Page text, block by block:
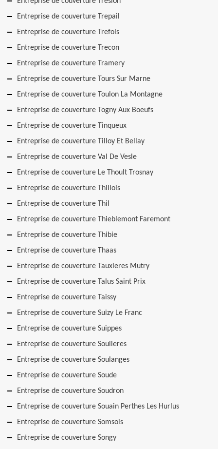
Entreprise de couverture Trepail
Entreprise de couverture Trefols
Entreprise de couverture Trecon
Entreprise de couverture Tramery
Entreprise de couverture Tours Sur Marne
Entreprise de couverture Toulon La Montagne
Entreprise de couverture Togny Aux Boeufs
Entreprise de couverture Tinqueux
Entreprise de couverture Tilloy Et Bellay
Entreprise de couverture Val De Vesle
Entreprise de couverture Le Thoult Trosnay
Entreprise de couverture Thillois
Entreprise de couverture Thil
Entreprise de couverture Thieblemont Faremont
Entreprise de couverture Thibie
Entreprise de couverture Thaas
Entreprise de couverture Tauxieres Mutry
Entreprise de couverture Talus Saint Prix
Entreprise de couverture Taissy
Entreprise de couverture Suizy Le Franc
Entreprise de couverture Suippes
Entreprise de couverture Soulieres
Entreprise de couverture Soulanges
Entreprise de couverture Soude
Entreprise de couverture Soudron
Entreprise de couverture Souain Perthes Les Hurlus
Entreprise de couverture Somsois
Entreprise de couverture Songy